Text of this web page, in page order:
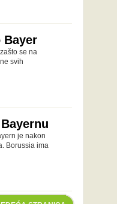
Bayer
se na
svih
je nakon
Borussia ima